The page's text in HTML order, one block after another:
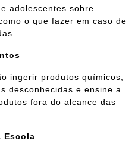
adolescentes sobre
o que fazer em caso de
ingerir produtos químicos,
desconhecidas e ensine a
fora do alcance das
Escola